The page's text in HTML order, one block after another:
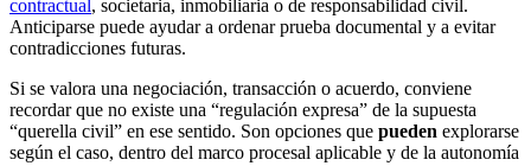
contractual, societaria, inmobiliaria o de responsabilidad civil.
Anticiparse puede ayudar a ordenar prueba documental y a evitar
contradicciones futuras.
Si se valora una negociación, transacción o acuerdo, conviene
recordar que no existe una “regulación expresa” de la supuesta
“querella civil” en ese sentido. Son opciones que pueden explorarse
según el caso, dentro del marco procesal aplicable y de la autonomía